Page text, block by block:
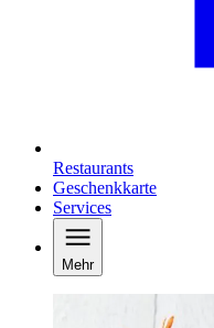
Restaurants
Geschenkkarte
Services
Mehr